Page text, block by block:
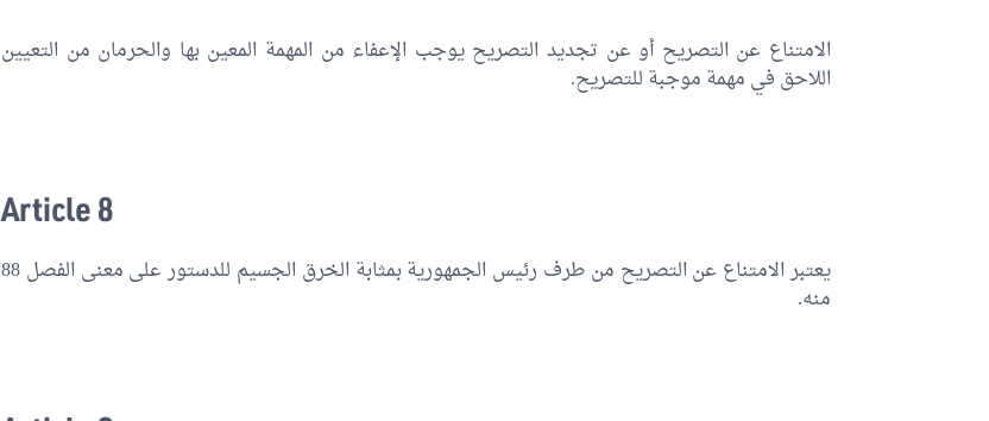
الامتناع عن التصريح أو عن تجديد التصريح يوجب الإعفاء من المهمة المعين بها والحرمان من التعيين
اللاحق في مهمة موجبة للتصريح.
Article 8
يعتبر الامتناع عن التصريح من طرف رئيس الجمهورية بمثابة الخرق الجسيم للدستور على معنى الفصل 88
منه.